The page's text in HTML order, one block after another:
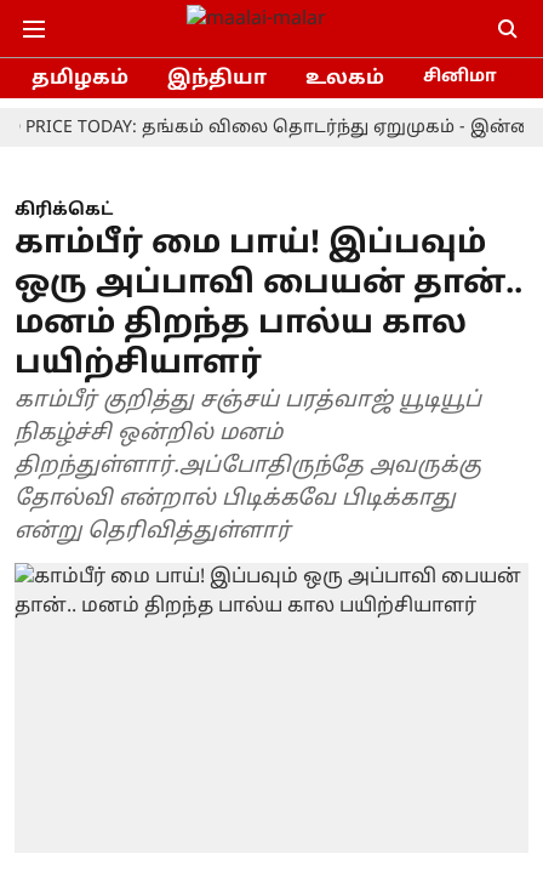
தமிழகம் இந்தியா உலகம் சினிமா
TODAY: தங்கம் விலை தொடர்ந்து ஏறுமுகம் - இன்றைய
கிரிக்கெட்
காம்பீர் மை பாய்! இப்பவும்
ஒரு அப்பாவி பையன் தான்..
மனம் திறந்த பால்ய கால
பயிற்சியாளர்
காம்பீர் குறித்து சஞ்சய் பரத்வாஜ் யூடியூப்
நிகழ்ச்சி ஒன்றில் மனம்
திறந்துள்ளார்.அப்போதிருந்தே அவருக்கு
தோல்வி என்றால் பிடிக்கவே பிடிக்காது
என்று தெரிவித்துள்ளார்